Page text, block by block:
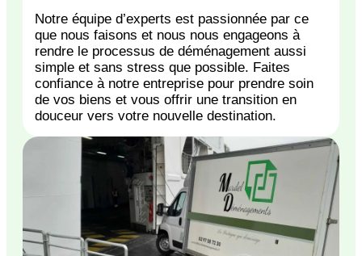
Notre équipe d’experts est passionnée par ce
que nous faisons et nous nous engageons à
rendre le processus de déménagement aussi
simple et sans stress que possible. Faites
confiance à notre entreprise pour prendre soin
de vos biens et vous offrir une transition en
douceur vers votre nouvelle destination.